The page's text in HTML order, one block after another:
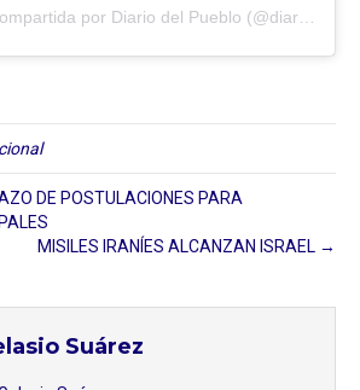
DE POSTULACIONES PARA
MISILES IRANÍES ALCANZAN ISRAEL →
Suárez